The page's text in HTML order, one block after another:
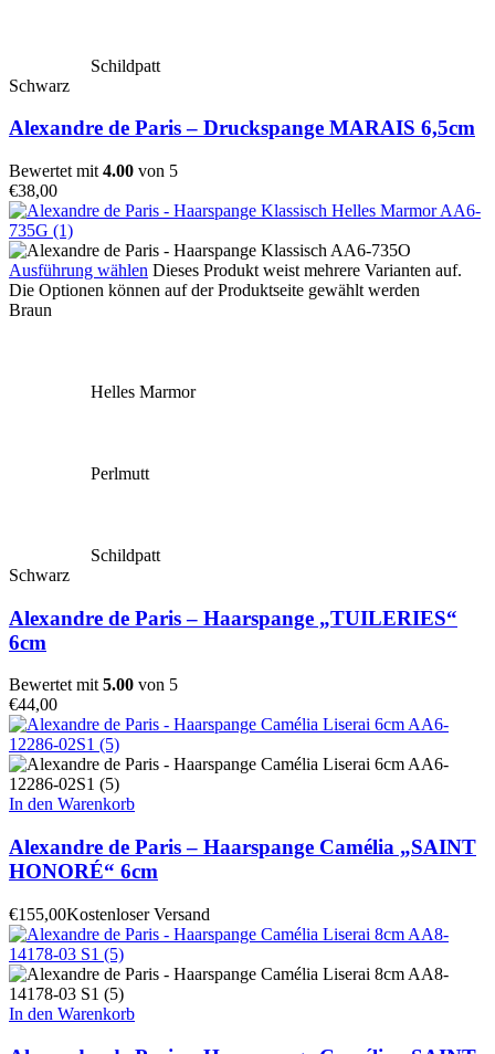
Schildpatt
Schwarz
Alexandre de Paris – Druckspange MARAIS 6,5cm
Bewertet mit 4.00 von 5
€38,00
Ausführung wählen Dieses Produkt weist mehrere Varianten auf.
Die Optionen können auf der Produktseite gewählt werden
Braun
Helles Marmor
Perlmutt
Schildpatt
Schwarz
Alexandre de Paris – Haarspange „TUILERIES“
6cm
Bewertet mit 5.00 von 5
€44,00
In den Warenkorb
Alexandre de Paris – Haarspange Camélia „SAINT
HONORÉ“ 6cm
€155,00Kostenloser Versand
In den Warenkorb